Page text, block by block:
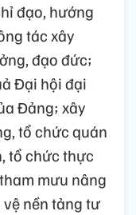
đạo, hướng
tác xây
đạo đức;
Đại hội đại
Đảng; xây
tổ chức quán
tổ chức thực
mưu nâng
nền tảng tư